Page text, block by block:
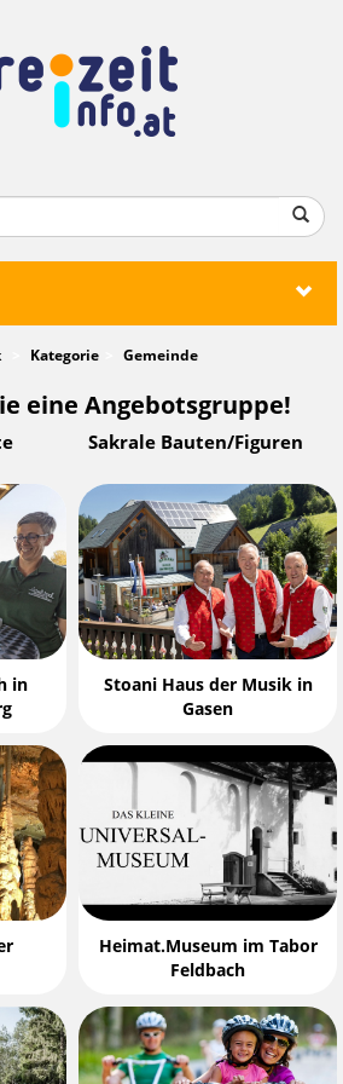
Kategorie Gemeinde
eine Angebotsgruppe!
Sakrale Bauten/Figuren
in
Stoani Haus der Musik in
Gasen
Heimat.Museum im Tabor
Feldbach